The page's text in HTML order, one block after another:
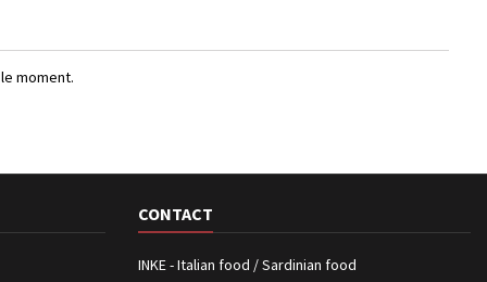
moment.
CONTACT
INKE - Italian food / Sardinian food